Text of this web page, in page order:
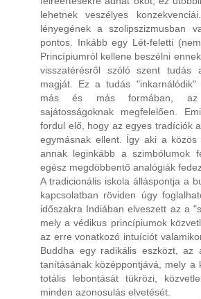
lehetnek veszélyes
lényegének a szolipszizmusban
pontos. Inkább egy Lét-feletti
Princípiumról kellene beszélni
visszatérésről szóló szent tudás
magját. Ez a tudás "inkarnálódik"
más és más formában,
sajátosságoknak megfelelően.
fordul elő, hogy az egyes tradíciók
egymásnak ellent. Így aki a közös
annak leginkább a szimbólumok
egész megdöbbentő analógiák
A tradicionális iskola álláspontja a
kapcsolatban röviden úgy
időszakra Indiában elveszett az a
mely a védikus princípiumok
az erre vonatkozó intuíciót
Buddha egy radikális eszközt, az
tanításának középpontjává, mely a
totális lebontását tükrözi,
minden azonosulás elvetését.